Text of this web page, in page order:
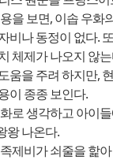
을 보면, 이솝 우화
비나 동정이 없다.
체제가 나오지 않
움을 주려 하지만,
이 종종 보인다.
로 생각하고 아이
왕 나온다.
제비가 쇠줄을 핥